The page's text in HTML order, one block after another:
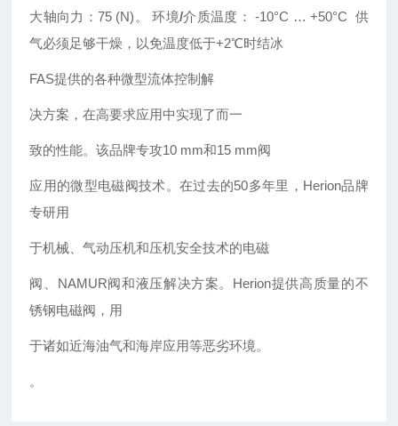
大轴向力：75 (N) 。环境/介质温度：-10°C … +50°C 供
气必须足够干燥，以免温度低于+2℃时结冰
FAS提供的各种微型流体控制解
决方案，在高要求应用中实现了而一
致的性能。该品牌专攻10 mm和15 mm阀
应用的微型电磁阀技术。在过去的50多年里，Herion品牌
专研用
于机械、气动压机和压机安全技术的电磁
阀、NAMUR阀和液压解决方案。Herion提供高质量的不
锈钢电磁阀，用
于诸如近海油气和海岸应用等恶劣环境。
。